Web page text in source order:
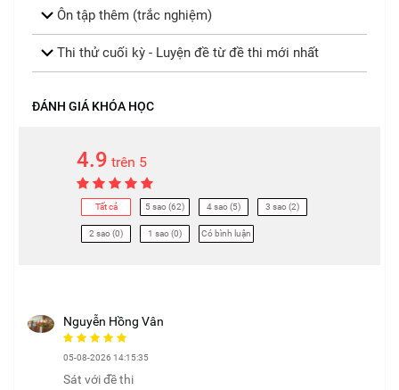
Ôn tập thêm (trắc nghiệm)
Thi thử cuối kỳ - Luyện đề từ đề thi mới nhất
ĐÁNH GIÁ KHÓA HỌC
4.9 trên 5
Tất cả 5 sao (62) 4 sao (5) 3 sao (2)
2 sao (0) 1 sao (0) Có bình luận
Nguyễn Hồng Vân
05-08-2026 14:15:35
Sát với đề thi